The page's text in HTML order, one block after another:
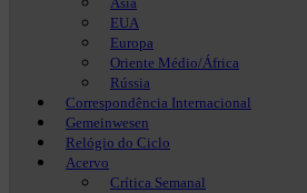
EUA
Europa
Oriente Médio/África
Rússia
Correspondência Internacional
Gemeinwesen
Relógio do Ciclo
Acervo
Crítica Semanal